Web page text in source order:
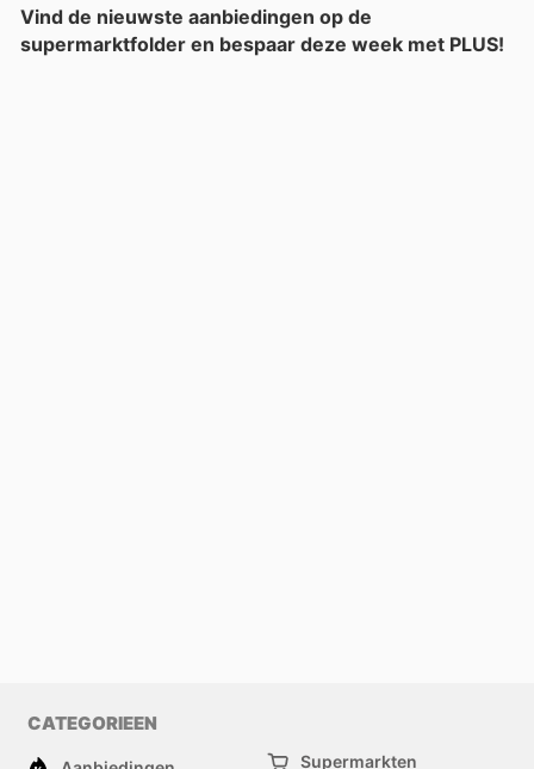
Vind de nieuwste aanbiedingen op de
supermarktfolder en bespaar deze week met PLUS!
CATEGORIEEN
Supermarkten